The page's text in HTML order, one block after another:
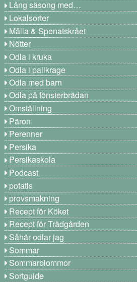
Lång säsong med…
Lokalsorter
Målla & Spenatskrået
Nötter
Odla i kruka
Odla i pallkrage
Odla med barn
Odla på fönsterbrädan
Omställning
Päron
Perenner
Persika
Persikaskola
Podcast
potatis
provsmakning
Recept för Köket
Recept för Trädgården
Såhär odlar jag
Sommar
Sommarblommor
Sortguide